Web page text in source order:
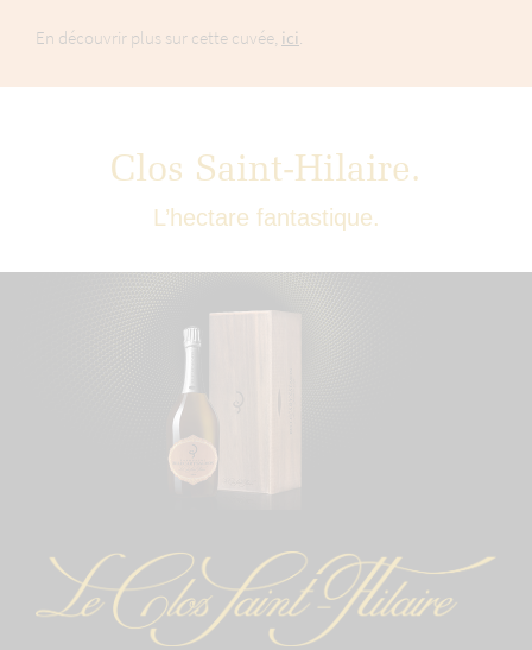
En découvrir plus sur cette cuvée, ici.
Clos Saint-Hilaire.
L’hectare fantastique.